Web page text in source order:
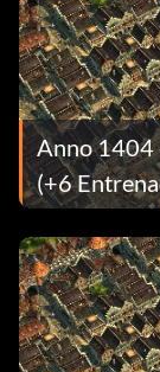
Anno 1404
(+6